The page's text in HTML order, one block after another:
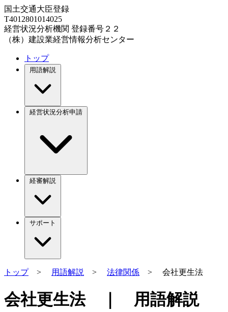
国土交通大臣登録
T4012801014025
経営状況分析機関 登録番号２２
（株）建設業経営情報分析センター
トップ
用語解説
経営状況分析申請
経審解説
サポート
トップ> 用語解説 > 法律関係 > 会社更生法
会社更生法 ｜ 用語解説